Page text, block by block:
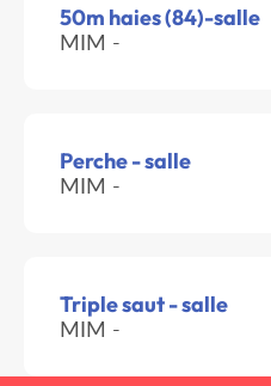
50m haies (84)-salle
MIM -
Perche - salle
MIM -
Triple saut - salle
MIM -